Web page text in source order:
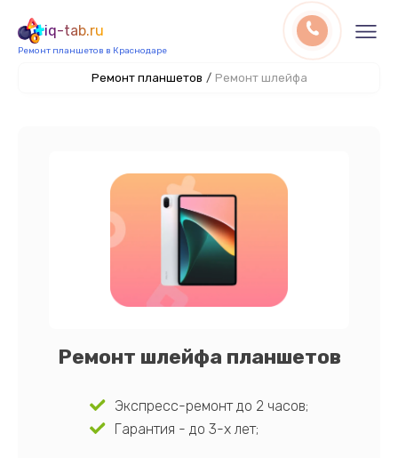
iq-tab.ru
Ремонт планшетов в Краснодаре
Ремонт планшетов / Ремонт шлейфа
Ремонт шлейфа планшетов
Экспресс-ремонт до 2 часов;
Гарантия - до 3-х лет;